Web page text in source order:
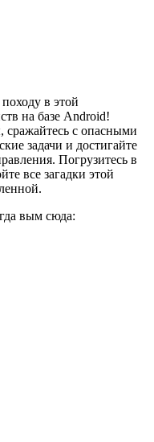
в этой
на базе Android!
с опасными
задачи и достигайте
Погрузитесь в
все загадки этой
вым сюда: